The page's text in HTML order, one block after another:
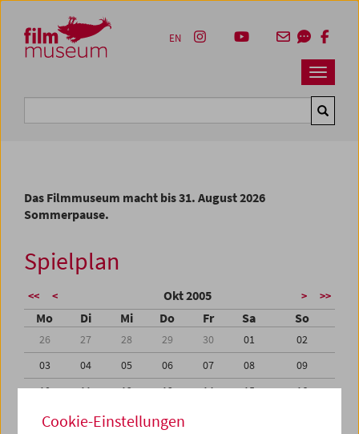
Zum Inhalt
Zum Hauptmenü
Zur Servicenavigation
Zum Suche
Navbar
EN
Das Filmmuseum macht bis 31. August 2026
Sommerpause.
Spielplan
<< < Okt 2005 > >>
Mo Di Mi Do Fr Sa So
26 27 28 29 30 01
02
03
04 05 06 07 08
09
10
11 12 13 14 15
16
17
18 19 20
Cookie-Einstellungen